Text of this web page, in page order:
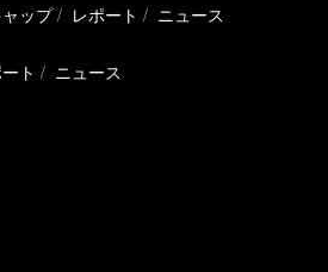
ャップ レポート ニュース
ト ニュース